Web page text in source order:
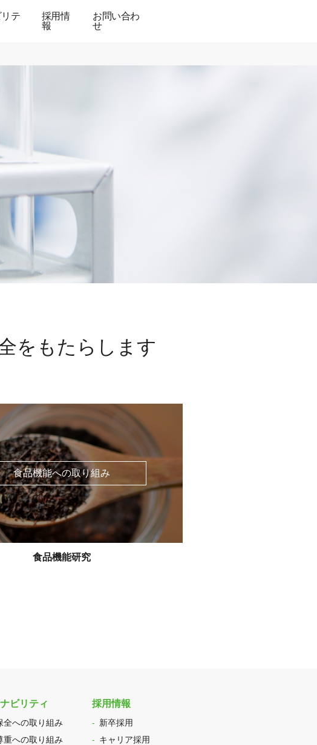
テ
採用情
報
お問い合わ
せ
をもたらします
食品機能への取り組み
食品機能研究
ビリティ
全への取り組み
重への取り組み
採用情報
新卒採用
キャリア採用